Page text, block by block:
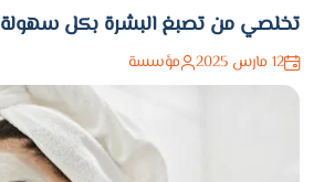
تخلصي من تصبغ البشرة بكل سهولة
12 مارس 2025 مؤسسة